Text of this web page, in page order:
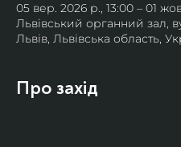
05 вер. 2026 р., 13:00 – 01
Львівський органний зал,
Львів, Львівська область,
Про захід